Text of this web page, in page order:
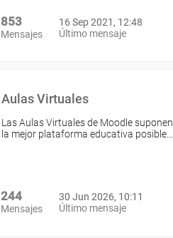
853
Mensajes
16 Sep 2021, 12:48
Último mensaje
Aulas Virtuales
Las Aulas Virtuales de Moodle suponen
la mejor plataforma educativa posible…
244
Mensajes
30 Jun 2026, 10:11
Último mensaje